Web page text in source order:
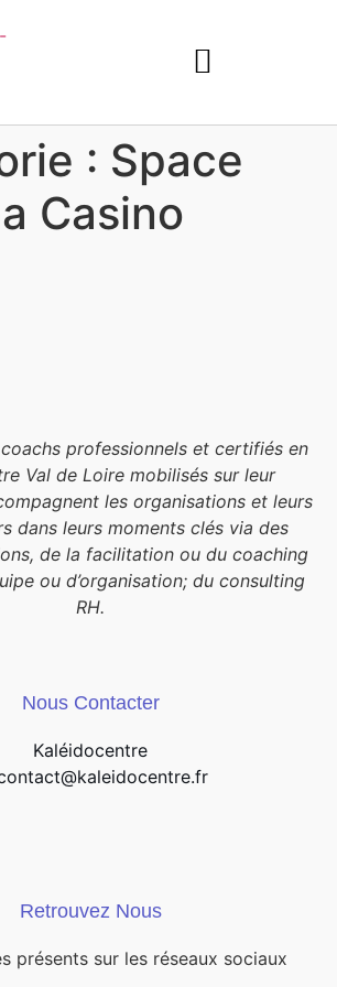
: Space
Casino
professionnels et certifiés en
Val de Loire mobilisés sur leur
les organisations et leurs
dans leurs moments clés via des
de la facilitation ou du coaching
ou d’organisation; du consulting
RH.
Nous Contacter
Kaléidocentre
Retrouvez Nous
présents sur les réseaux sociaux